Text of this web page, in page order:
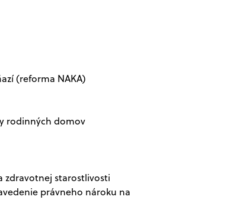
(reforma NAKA)
rodinných domov
zdravotnej starostlivosti
právneho nároku na